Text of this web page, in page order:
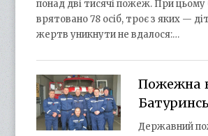
понад дві тисячі пожеж. При цьому
врятовано 78 осіб, троє з яких —
жертв уникнути не вдалося:…
Пожежна
Державний